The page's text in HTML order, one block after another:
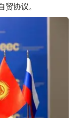
协议。